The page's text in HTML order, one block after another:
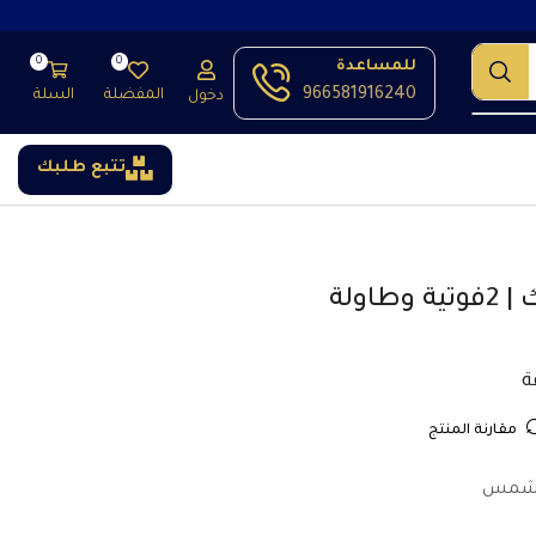
للمساعدة
966581916240 دخول
0
المفضلة
0
السلة
تتبع طلبك
مقارنة المنتج
الشمس